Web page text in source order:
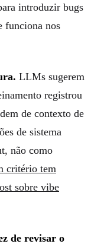
introduzir bugs
funciona nos
LLMs sugerem
registrou
de contexto de
de sistema
não como
critério tem
sobre vibe
de revisar o